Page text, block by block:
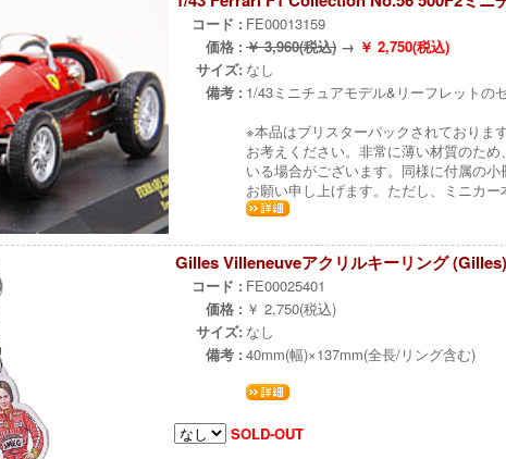
コード : FE00013159
価格 : ￥ 3,960(税込) → ￥ 2,750(税込)
サイズ: なし
備考 : 1/43ミニチュアモデル&リーフレットの
※本品はブリスターパックされておりま
お考えください。非常に薄い材質のた
いる場合がございます。同様に付属の
お願い申し上げます。ただし、ミニカ
Gilles Villeneuveアクリルキーリング
コード : FE00025401
価格 : ￥ 2,750(税込)
サイズ: なし
備考 : 40mm(幅)×137mm(全長/リング含む)
SOLD-OUT